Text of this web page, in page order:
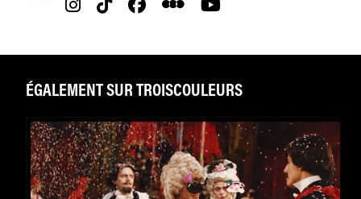
ÉGALEMENT SUR TROISCOULEURS